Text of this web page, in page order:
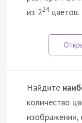
из 224цветов.
Найдите
количество
изображении,